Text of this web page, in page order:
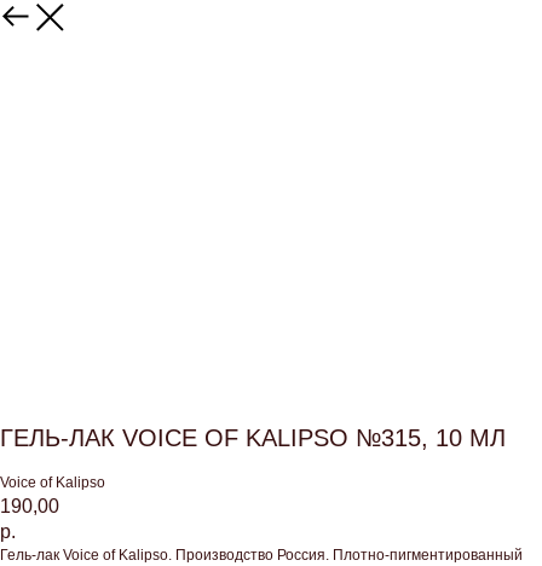
ГЕЛЬ-ЛАК VOICE OF KALIPSO №315, 10 МЛ
Voice of Kalipso
190,00
р.
Гель-лак Voice of Kalipso. Производство Россия. Плотно-пигментированный